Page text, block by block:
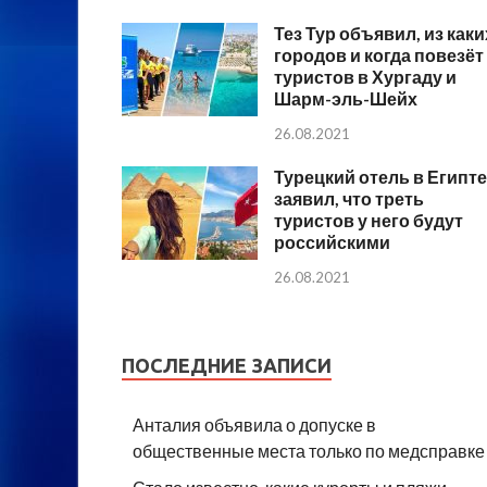
Тез Тур объявил, из
городов и когда повезёт
туристов в Хургаду и
Шарм-эль-Шейх
26.08.2021
Турецкий отель в Египте
заявил, что треть
туристов у него будут
российскими
26.08.2021
ПОСЛЕДНИЕ ЗАПИСИ
Анталия объявила о допуске в
общественные места только по медсправке